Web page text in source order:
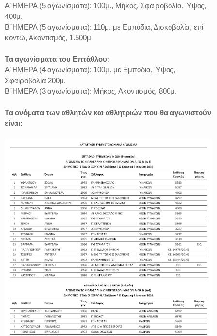
Α΄ΗΜΕΡΑ (5 αγωνίσματα): 100μ., Μήκος, Σφαιροβολία, Ύψος,
400μ.
Β΄ΗΜΕΡΑ (5 αγωνίσματα): 110μ. με Εμπόδια, Δισκοβολία, επί
κοντώ, Ακοντισμός, 1.500μ
Τα αγωνίσματα του Επτάθλου:
Α΄ΗΜΕΡΑ (4 αγωνίσματα): 100μ. με Εμπόδια, Ύψος,
Σφαιροβολία 200μ.
Β΄ΗΜΕΡΑ (3 αγωνίσματα): Μήκος, Ακοντισμός, 800μ.
Τα ονόματα των αθλητών και αθλητριών που θα αγωνιστούν
είναι: